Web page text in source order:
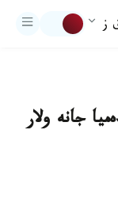
ز
پاندەميا جانە ولار